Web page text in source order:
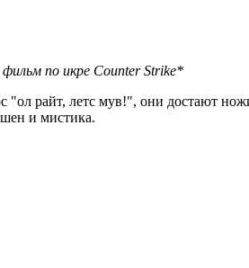
по икре Counter Strike*
"ол райт, летс мув!", они достают
и мистика.